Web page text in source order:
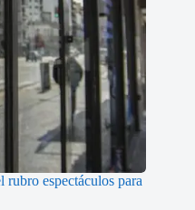
espectáculos para